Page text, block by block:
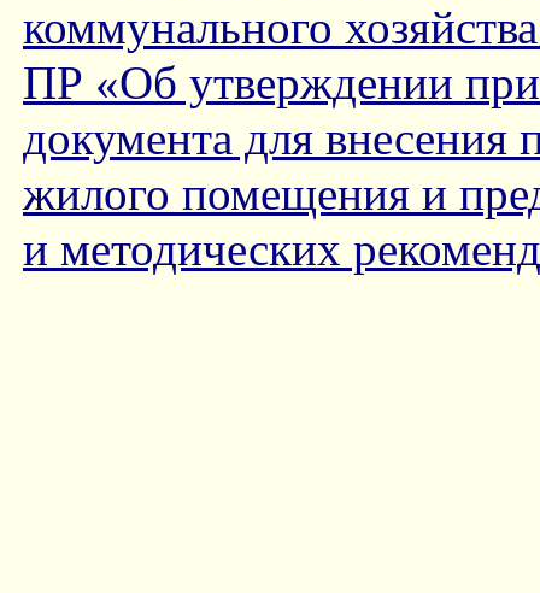
коммунального
ПР «Об утверждении
документа для внесения
жилого помещения и
и методических